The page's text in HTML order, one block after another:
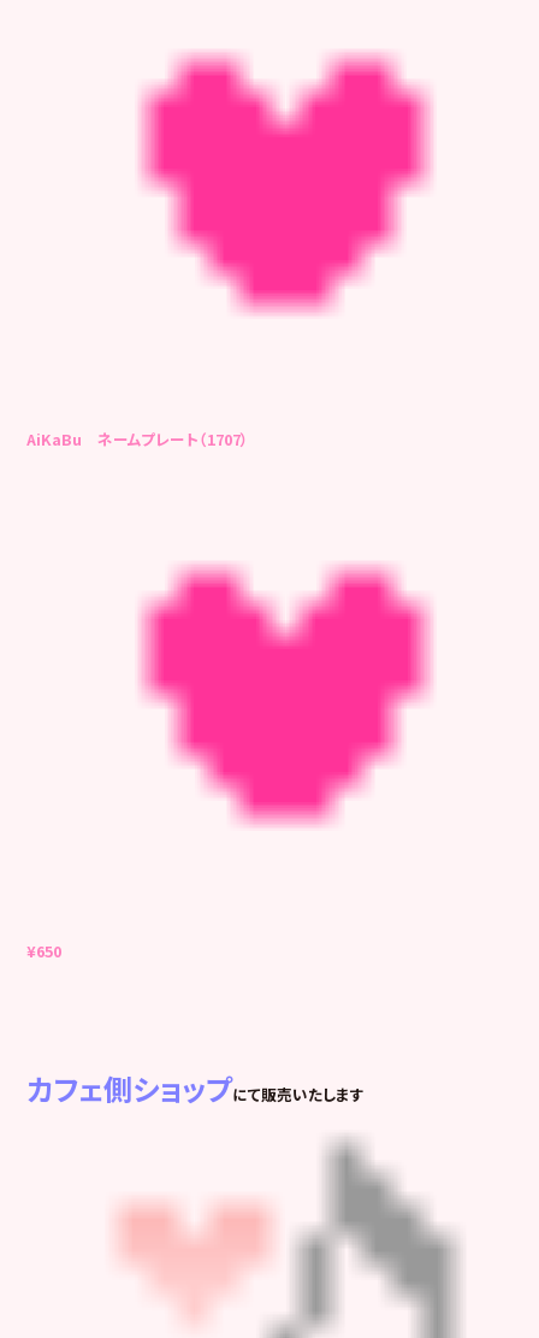
AiKaBu ネームプレート（1707）
¥650
カフェ側ショップにて販売いたします